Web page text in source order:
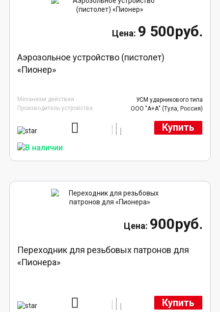
9 500руб.
Аэрозольное устройство (пистолет)
«Пионер»
Механизм действия
УСМ ударникового типа
Производитель устройства
ООО "А+А" (Тула, Россия)
Купить
900руб.
Переходник для резьбовых патронов для
«Пионера»
Купить